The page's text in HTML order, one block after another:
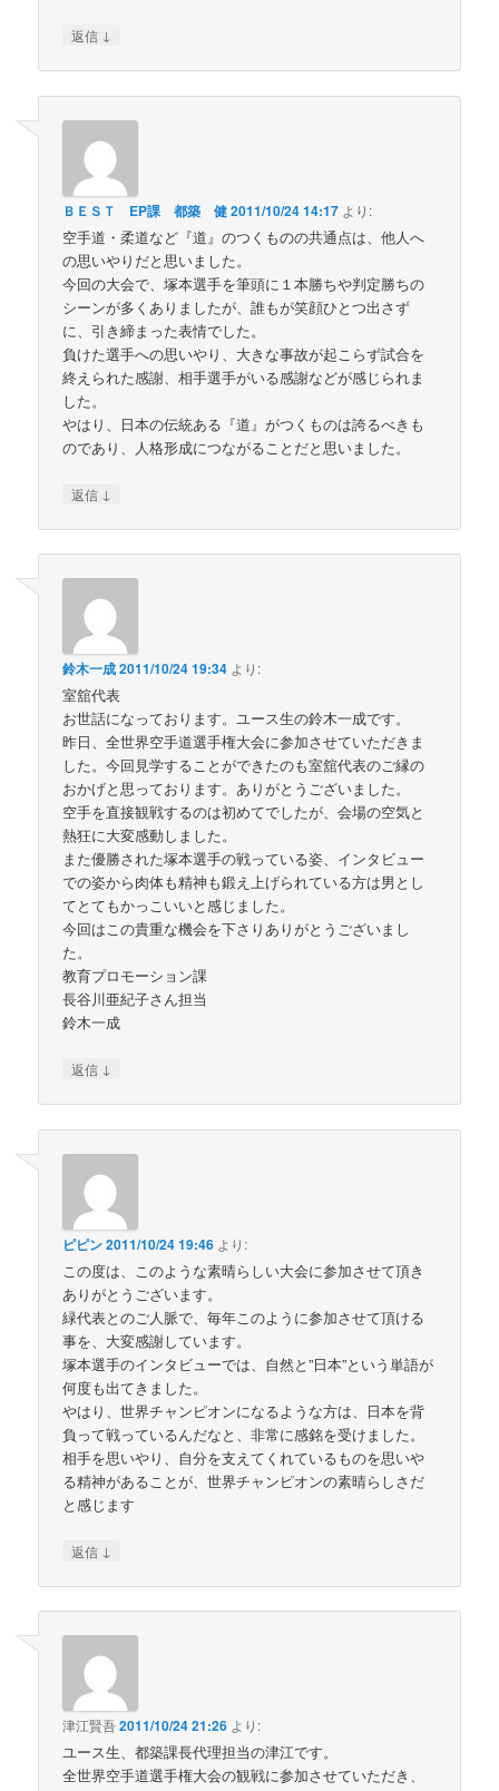
返信 ↓
ＢＥＳＴ EP課 都築 健2011/10/24 14:17 より:
空手道・柔道など『道』のつくものの共通点は、他人へ
の思いやりだと思いました。
今回の大会で、塚本選手を筆頭に１本勝ちや判定勝ちの
シーンが多くありましたが、誰もが笑顔ひとつ出さず
に、引き締まった表情でした。
負けた選手への思いやり、大きな事故が起こらず試合を
終えられた感謝、相手選手がいる感謝などが感じられま
した。
やはり、日本の伝統ある『道』がつくものは誇るべきも
のであり、人格形成につながることだと思いました。
返信 ↓
鈴木一成2011/10/24 19:34 より:
室舘代表
お世話になっております。ユース生の鈴木一成です。
昨日、全世界空手道選手権大会に参加させていただきま
した。今回見学することができたのも室舘代表のご縁の
おかげと思っております。ありがとうございました。
空手を直接観戦するのは初めてでしたが、会場の空気と
熱狂に大変感動しました。
また優勝された塚本選手の戦っている姿、インタビュー
での姿から肉体も精神も鍛え上げられている方は男とし
てとてもかっこいいと感じました。
今回はこの貴重な機会を下さりありがとうございまし
た。
教育プロモーション課
長谷川亜紀子さん担当
鈴木一成
返信 ↓
ピピン2011/10/24 19:46 より:
この度は、このような素晴らしい大会に参加させて頂き
ありがとうございます。
緑代表とのご人脈で、毎年このように参加させて頂ける
事を、大変感謝しています。
塚本選手のインタビューでは、自然と”日本”という単語が
何度も出てきました。
やはり、世界チャンピオンになるような方は、日本を背
負って戦っているんだなと、非常に感銘を受けました。
相手を思いやり、自分を支えてくれているものを思いや
る精神があることが、世界チャンピオンの素晴らしさだ
と感じます
返信 ↓
津江賢吾2011/10/24 21:26 より:
ユース生、都築課長代理担当の津江です。
全世界空手道選手権大会の観戦に参加させていただき、